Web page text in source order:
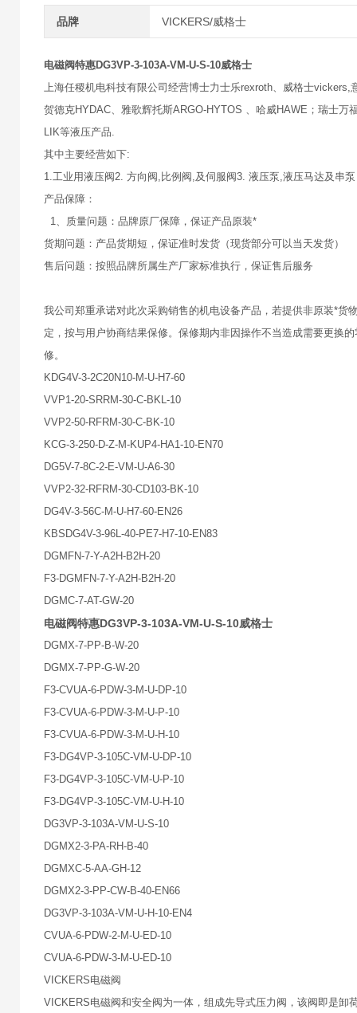
品牌 VICKERS/威格士
电磁阀特惠DG3VP-3-103A-VM-U-S-10威格士
上海任稷机电科技有限公司经营博士力士乐rexroth、威格士
贺德克HYDAC、雅歌辉托斯ARGO-HYTOS 、哈威HAWE；瑞士
LIK等液压产品.
其中主要经营如下:
1.工业用液压阀2. 方向阀,比例阀,及伺服阀3. 液压泵,液压马达及串
产品保障：
1、质量问题：品牌原厂保障，保证产品原装*
货期问题：产品货期短，保证准时发货（现货部分可以当天发货）
售后问题：按照品牌所属生产厂家标准执行，保证售后服务
我公司郑重承诺对此次采购销售的机电设备产品，若提供非原装*
定，按与用户协商结果保修。保修期内非因操作不当造成需要更换
修。
KDG4V-3-2C20N10-M-U-H7-60
VVP1-20-SRRM-30-C-BKL-10
VVP2-50-RFRM-30-C-BK-10
KCG-3-250-D-Z-M-KUP4-HA1-10-EN70
DG5V-7-8C-2-E-VM-U-A6-30
VVP2-32-RFRM-30-CD103-BK-10
DG4V-3-56C-M-U-H7-60-EN26
KBSDG4V-3-96L-40-PE7-H7-10-EN83
DGMFN-7-Y-A2H-B2H-20
F3-DGMFN-7-Y-A2H-B2H-20
DGMC-7-AT-GW-20
电磁阀特惠DG3VP-3-103A-VM-U-S-10威格士
DGMX-7-PP-B-W-20
DGMX-7-PP-G-W-20
F3-CVUA-6-PDW-3-M-U-DP-10
F3-CVUA-6-PDW-3-M-U-P-10
F3-CVUA-6-PDW-3-M-U-H-10
F3-DG4VP-3-105C-VM-U-DP-10
F3-DG4VP-3-105C-VM-U-P-10
F3-DG4VP-3-105C-VM-U-H-10
DG3VP-3-103A-VM-U-S-10
DGMX2-3-PA-RH-B-40
DGMXC-5-AA-GH-12
DGMX2-3-PP-CW-B-40-EN66
DG3VP-3-103A-VM-U-H-10-EN4
CVUA-6-PDW-2-M-U-ED-10
CVUA-6-PDW-3-M-U-ED-10
VICKERS电磁阀
VICKERS电磁阀和安全阀为一体，组成先导式压力阀，该阀即是